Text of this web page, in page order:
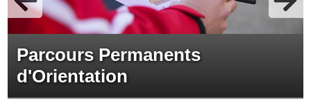
Parcours Permanents
d'Orientation